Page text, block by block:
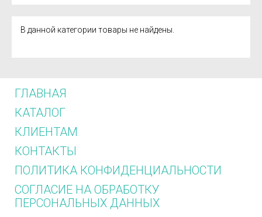
В данной категории товары не найдены.
ГЛАВНАЯ
КАТАЛОГ
КЛИЕНТАМ
КОНТАКТЫ
ПОЛИТИКА КОНФИДЕНЦИАЛЬНОСТИ
СОГЛАСИЕ НА ОБРАБОТКУ
ПЕРСОНАЛЬНЫХ ДАННЫХ